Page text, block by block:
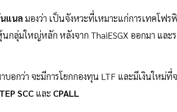
แนล มองว่า เป็นจังหวะที่เหมาะแก่การเทคโฟ
นกลุ่มใหญ่หลัก หลังจาก ThaiESGX ออกมา และ
าบอกว่า จะมีการโยกกองทุน LTF และมีเงินใหม่
SCC และ CPALL